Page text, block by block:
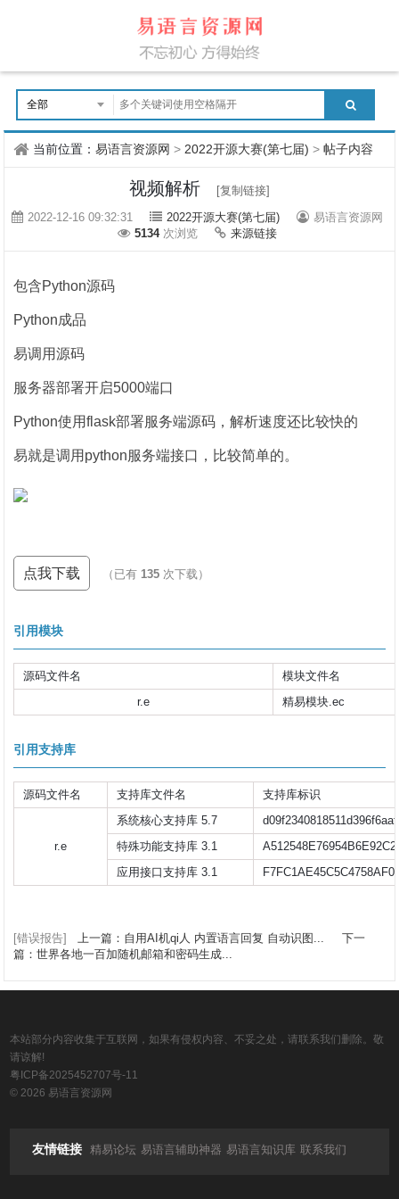
当前位置：易语言资源网 > 2022开源大赛(第七届) >帖子内容
视频解析
[复制链接]
2022-12-16 09:32:31
2022开源大赛(第七届)
易语言资源网
5134 次浏览 来源链接
包含Python源码
Python成品
易调用源码
服务器部署开启5000端口
Python使用flask部署服务端源码，解析速度还比较快的
易就是调用python服务端接口，比较简单的。
点我下载 （已有135 次下载）
引用模块
源码文件名
模块文件名
r.e
精易模块.ec
引用支持库
源码文件名 支持库文件名 支持库标识
r.e
系统核心支持库 5.7
特殊功能支持库 3.1
应用接口支持库 3.1
[错误报告] 上一篇：自用AI机qi人 内置语言回复 自动识图...
下一
篇：世界各地一百加随机邮箱和密码生成...
本站部分内容收集于互联网，如果有侵权内容、不妥之处，请联系我们删除。敬
请谅解!
粤ICP备2025452707号-11
© 2026 易语言资源网
友情链接 精易论坛 易语言辅助神器 易语言知识库 联系我们